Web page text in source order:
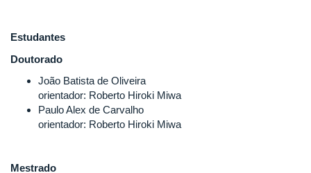
Estudantes
Doutorado
João Batista de Oliveira
orientador: Roberto Hiroki Miwa
Paulo Alex de Carvalho
orientador: Roberto Hiroki Miwa
Mestrado